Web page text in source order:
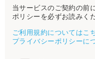
当サービスのご契約の前
ポリシーを必ずお読みく
ご利用規約についてはこ
プライバシーポリシーに